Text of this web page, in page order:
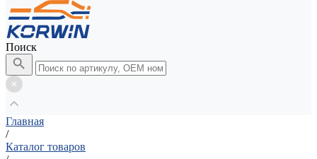
Поиск
Главная
/
Каталог товаров